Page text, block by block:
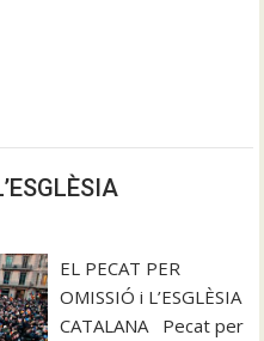
EL PECAT PER
OMISSIÓ i L’ESGLÈSIA
CATALANA Pecat per